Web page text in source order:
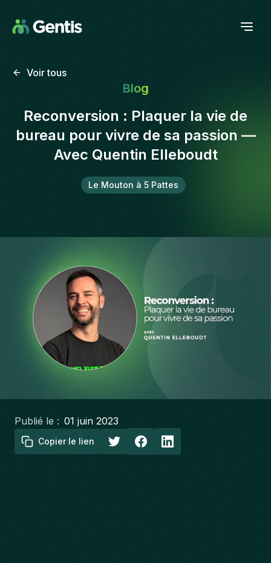
Voir tous
Blog
Reconversion : Plaquer la vie de
bureau pour vivre de sa passion —
Avec Quentin Elleboudt
Le Mouton à 5 Pattes
Publié le : 01 juin 2023
Copier le lien